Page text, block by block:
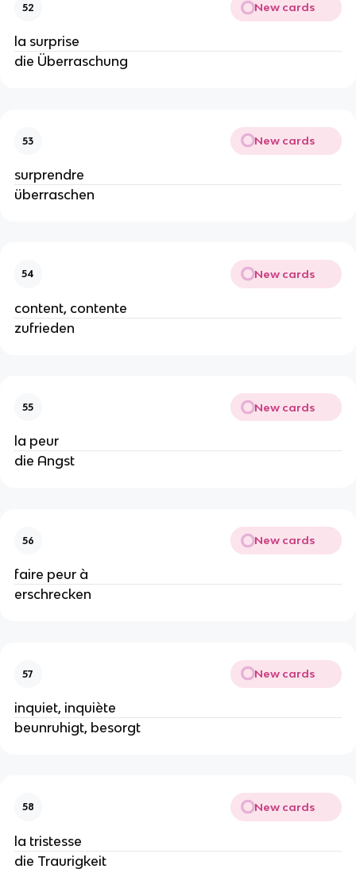
52 New cards
la surprise
die Überraschung
53 New cards
surprendre
überraschen
54 New cards
content, contente
zufrieden
55 New cards
la peur
die Angst
56 New cards
faire peur à
erschrecken
57 New cards
inquiet, inquiète
beunruhigt, besorgt
58 New cards
la tristesse
die Traurigkeit